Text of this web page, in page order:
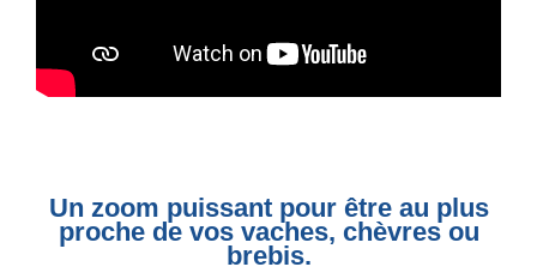
Un zoom puissant pour être au plus
proche de vos vaches, chèvres ou
brebis.